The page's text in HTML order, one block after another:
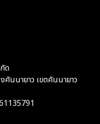
ด
นนายาว เขตคันนายาว